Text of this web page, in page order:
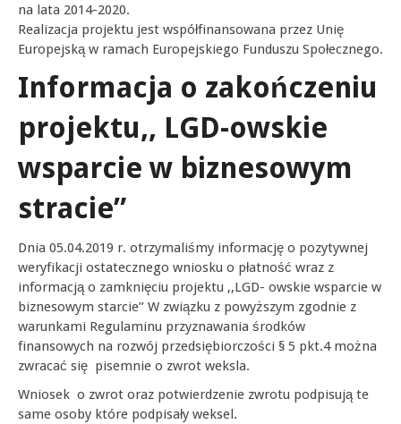
na lata 2014-2020.
Realizacja projektu jest współfinansowana przez Unię
Europejską w ramach Europejskiego Funduszu Społecznego.
Informacja o zakończeniu
projektu,, LGD-owskie
wsparcie w biznesowym
stracie”
Dnia 05.04.2019 r. otrzymaliśmy informację o pozytywnej
weryfikacji ostatecznego wniosku o płatność wraz z
informacją o zamknięciu projektu ,,LGD- owskie wsparcie w
biznesowym starcie’’ W związku z powyższym zgodnie z
warunkami Regulaminu przyznawania środków
finansowych na rozwój przedsiębiorczości § 5 pkt.4 można
zwracać się pisemnie o zwrot weksla.
Wniosek o zwrot oraz potwierdzenie zwrotu podpisują te
same osoby które podpisały weksel.